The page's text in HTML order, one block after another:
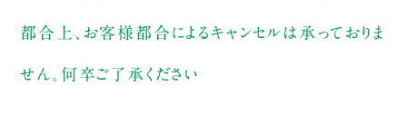
都合上、お客様都合によるキャンセルは承っておりま
せん。何卒ご了承ください